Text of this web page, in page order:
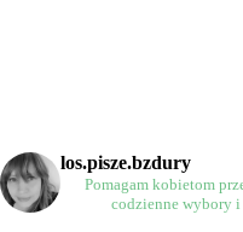
los.pisze.bzdury
Pomagam kobietom
codzienne wybory i